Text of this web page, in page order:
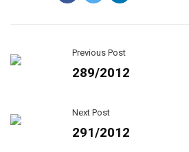
Previous Post
289/2012
Next Post
291/2012